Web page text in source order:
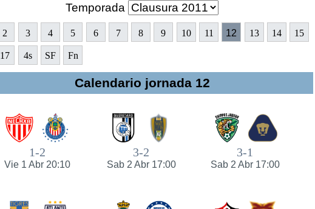
Temporada
2 3 4 5 6 7 8 9 10 11 12 13 14 15
17 4s SF Fn
Calendario jornada 12
1-2
Vie 1 Abr 20:10
3-2
Sab 2 Abr 17:00
3-1
Sab 2 Abr 17:00